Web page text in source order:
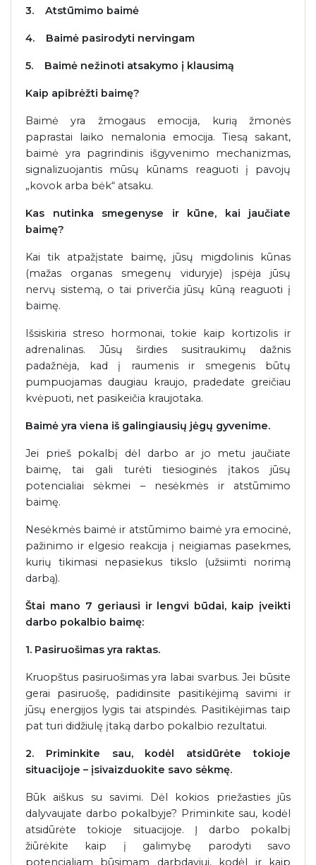
3. Atstūmimo baimė
4. Baimė pasirodyti nervingam
5. Baimė nežinoti atsakymo į klausimą
Kaip apibrėžti baimę?
Baimė yra žmogaus emocija, kurią žmonės
paprastai laiko nemalonia emocija. Tiesą sakant,
baimė yra pagrindinis išgyvenimo mechanizmas,
signalizuojantis mūsų kūnams reaguoti į pavojų
„kovok arba bėk“ atsaku.
Kas nutinka smegenyse ir kūne, kai jaučiate
baimę?
Kai tik atpažįstate baimę, jūsų migdolinis kūnas
(mažas organas smegenų viduryje) įspėja jūsų
nervų sistemą, o tai priverčia jūsų kūną reaguoti į
baimę.
Išsiskiria streso hormonai, tokie kaip kortizolis ir
adrenalinas. Jūsų širdies susitraukimų dažnis
padažnėja, kad į raumenis ir smegenis būtų
pumpuojamas daugiau kraujo, pradedate greičiau
kvėpuoti, net pasikeičia kraujotaka.
Baimė yra viena iš galingiausių jėgų gyvenime.
Jei prieš pokalbį dėl darbo ar jo metu jaučiate
baimę, tai gali turėti tiesioginės įtakos jūsų
potencialiai sėkmei – nesėkmės ir atstūmimo
baimę.
Nesėkmės baimė ir atstūmimo baimė yra emocinė,
pažinimo ir elgesio reakcija į neigiamas pasekmes,
kurių tikimasi nepasiekus tikslo (užsiimti norimą
darbą).
Štai mano 7 geriausi ir lengvi būdai, kaip įveikti
darbo pokalbio baimę:
1. Pasiruošimas yra raktas.
Kruopštus pasiruošimas yra labai svarbus. Jei būsite
gerai pasiruošę, padidinsite pasitikėjimą savimi ir
jūsų energijos lygis tai atspindės. Pasitikėjimas taip
pat turi didžiulę įtaką darbo pokalbio rezultatui.
2. Priminkite sau, kodėl atsidūrėte tokioje
situacijoje – įsivaizduokite savo sėkmę.
Būk aiškus su savimi. Dėl kokios priežasties jūs
dalyvaujate darbo pokalbyje? Priminkite sau, kodėl
atsidūrėte tokioje situacijoje. Į darbo pokalbį
žiūrėkite kaip į galimybę parodyti savo
potencialiam būsimam darbdaviui, kodėl ir kaip